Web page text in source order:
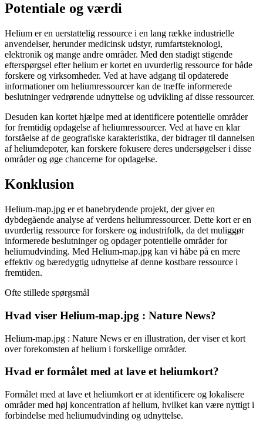
Potentiale og værdi
Helium er en uerstattelig ressource i en lang række industrielle
anvendelser, herunder medicinsk udstyr, rumfartsteknologi,
elektronik og mange andre områder. Med den stadigt stigende
efterspørgsel efter helium er kortet en uvurderlig ressource for både
forskere og virksomheder. Ved at have adgang til opdaterede
informationer om heliumressourcer kan de træffe informerede
beslutninger vedrørende udnyttelse og udvikling af disse ressourcer.
Desuden kan kortet hjælpe med at identificere potentielle områder
for fremtidig opdagelse af heliumressourcer. Ved at have en klar
forståelse af de geografiske karakteristika, der bidrager til dannelsen
af heliumdepoter, kan forskere fokusere deres undersøgelser i disse
områder og øge chancerne for opdagelse.
Konklusion
Helium-map.jpg er et banebrydende projekt, der giver en
dybdegående analyse af verdens heliumressourcer. Dette kort er en
uvurderlig ressource for forskere og industrifolk, da det muliggør
informerede beslutninger og opdager potentielle områder for
heliumudvinding. Med Helium-map.jpg kan vi håbe på en mere
effektiv og bæredygtig udnyttelse af denne kostbare ressource i
fremtiden.
Ofte stillede spørgsmål
Hvad viser Helium-map.jpg : Nature News?
Helium-map.jpg : Nature News er en illustration, der viser et kort
over forekomsten af helium i forskellige områder.
Hvad er formålet med at lave et heliumkort?
Formålet med at lave et heliumkort er at identificere og lokalisere
områder med høj koncentration af helium, hvilket kan være nyttigt i
forbindelse med heliumudvinding og udnyttelse.